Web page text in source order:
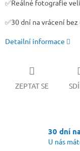
✅Reálné fotografie
✅30 dní na vrácení
Detailní informace
ZEPTAT SE
30 dní
U nás